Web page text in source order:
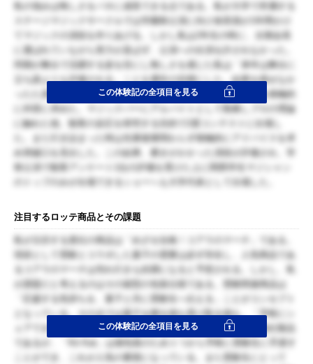
私の強みは悔しさをバネに成長できる点である。私が大学で所属する
ステージマジックサークルでは学園祭公演に向け各部員が1年間かけ
てマジックの演技を作りあげる。しかし私は2年生の時に、次期会長
に選ばれていながら実力が及ばず、公演への出演を許されなかった。
同期が舞台で活躍する姿を目にし悔しさを感じた私は「来年は舞台に
立ち誰よりも評価される」ことを通年の目標にした。結果を残せなか
ったた原因を分析して練習に活かした上で、成長できる機会を積極的
に外部に求めた。マジックバーにアルバイトとして勤務しプロの理論
に触れた他、観客の反応を研究する目的で2度コンテストに出場し
た。また行き詰まった時は先輩後輩関わらず積極的にアドバイスを求
め突破口を見出した。この結果、磨きがかかった演技が評価され、学
祭公演で観客アンケート1位の評価を受けた上に関西学生マジシャン
のトップのみが出場できるショーへも大学代表として出場した。
この体験記の全項目を見る
注目するロッテ商品とその課題
私が注目する貴社の商品は「めざせ合格！コアラのマーチ」である。
現状として受験とコラボした菓子の需要は必ず存在し、人気商品であ
るコアラのマーチは売れ行きも好調になると予想される。しかし、私
が課題だと考えるのはその箱型の包装仕様である。受験関連商品は
「応援する気持ちを、菓子と共に受験生へ伝える」ことがコンセプト
となっている。その点では菓子を贈る側も受け取る側も、「手軽にシ
ェアできる」という点から個包装を好むと予想する。例えば他社製品
であるが、「Kit Kat」は個包装のため１つから手軽に受験生に手渡す
ことができ、これが人気の要因になっている。また受験生にとって
この体験記の全項目を見る